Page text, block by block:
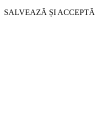
SALVEAZĂ ȘI ACCEPTĂ